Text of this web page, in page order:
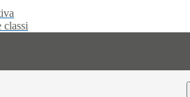
classi